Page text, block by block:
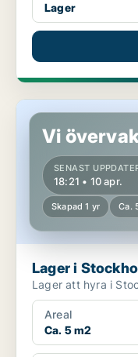
Lager
Lager i Stockholms län
Vi
SENAST
18:21 • 10 apr.
Skapad 1 yr Ca.
Lager i
Lager att hyra i
Areal
Ca. 5 m2